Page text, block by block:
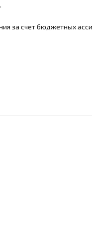
за счет бюджетных